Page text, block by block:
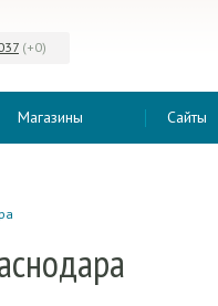
(+0)
Магазины Сайты